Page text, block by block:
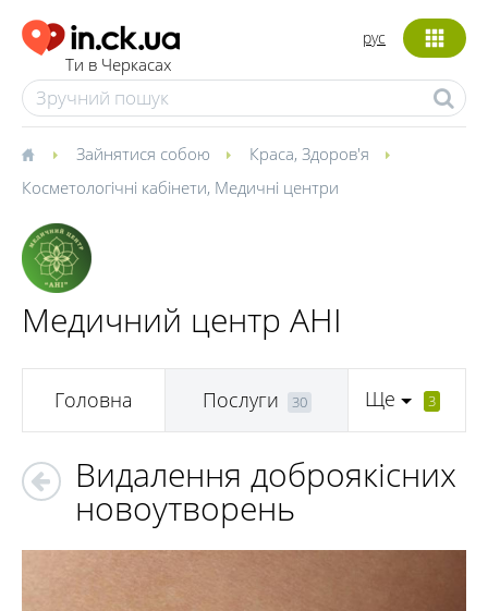
Ти в Черкасах
рус
Зайнятися собою Краса, Здоров'я
Косметологічні кабінети, Медичні центри
Медичний центр АНІ
Головна Послуги 30 Ще 3
Видалення доброякісних
новоутворень